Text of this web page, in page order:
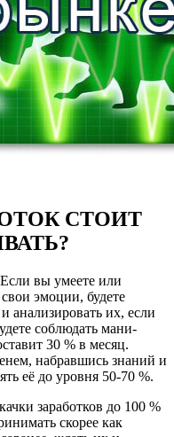
СТОИТ
вы умеете или
эмоции, будете
анализировать их, если
соблюдать мани-
30 % в месяц.
набравшись знаний и
её до уровня 50-70 %.
заработков до 100 %
скорее как